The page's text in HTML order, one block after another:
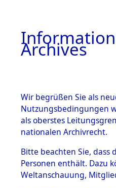
BESTÄNDE
1.
Inhaftierungsdoku
mente
1.2.9 Beim ITS
Archives
Wir begrüßen Sie als
Nutzungsbedingungen
als oberstes
nationalen Archivrecht.
Bitte beachten Sie, dass
Personen enthält. Dazu
Weltanschauung,